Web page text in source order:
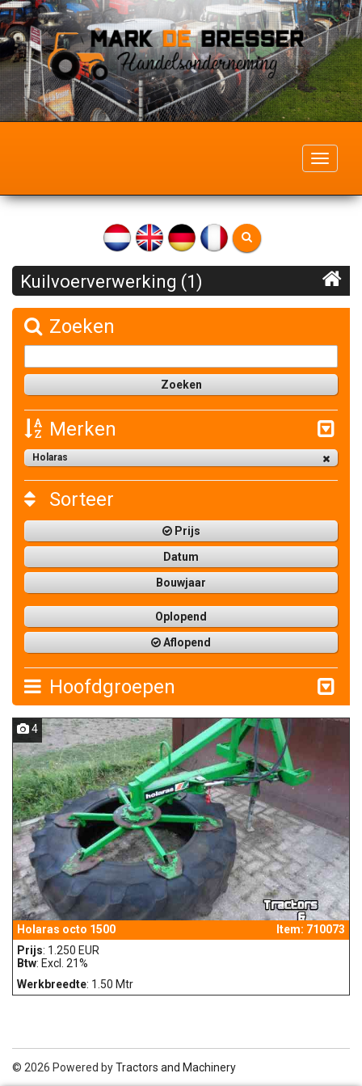
Toggle
Kuilvoerverwerking (1)
Zoeken
Merken
Holaras
Sorteer
Prijs
Datum
Bouwjaar
Oplopend
Aflopend
Hoofdgroepen
4
Holaras octo 1500
Item: 710073
Prijs: 1.250 EUR
Btw: Excl. 21%
Werkbreedte: 1.50 Mtr
© 2026 Powered byTractors and Machinery